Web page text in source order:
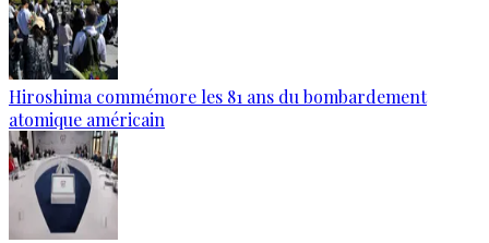
Hiroshima commémore les 81 ans du bombardement
atomique américain